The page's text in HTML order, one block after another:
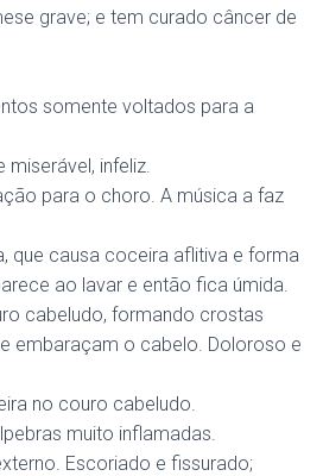
grave; e tem curado câncer de
somente voltados para a
miserável, infeliz.
para o choro. A música a faz
que causa coceira aflitiva e forma
ao lavar e então fica úmida.
cabeludo, formando crostas
embaraçam o cabelo. Doloroso e
no couro cabeludo.
muito inflamadas.
Escoriado e fissurado;